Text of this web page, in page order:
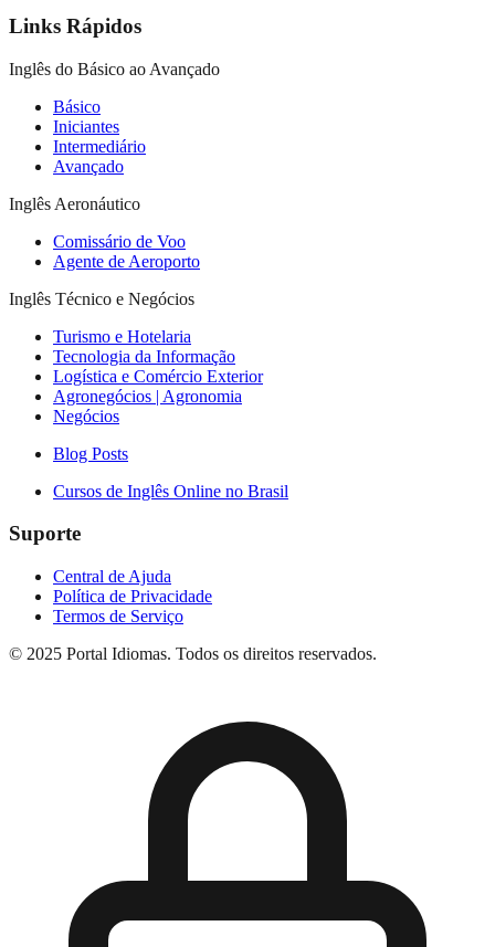
Links Rápidos
Inglês do Básico ao Avançado
Básico
Iniciantes
Intermediário
Avançado
Inglês Aeronáutico
Comissário de Voo
Agente de Aeroporto
Inglês Técnico e Negócios
Turismo e Hotelaria
Tecnologia da Informação
Logística e Comércio Exterior
Agronegócios | Agronomia
Negócios
Blog Posts
Cursos de Inglês Online no Brasil
Suporte
Central de Ajuda
Política de Privacidade
Termos de Serviço
© 2025 Portal Idiomas. Todos os direitos reservados.